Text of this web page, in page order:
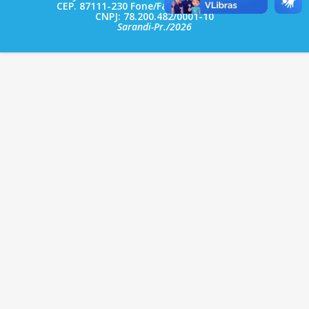
CEP. 87111-230 Fone/Fax: (44) 3264 - 8600
CNPJ: 78.200.482/0001-10
Sarandi-Pr./2026